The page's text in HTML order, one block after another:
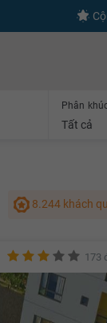
Phân
Tất cả
8.244 khách
173